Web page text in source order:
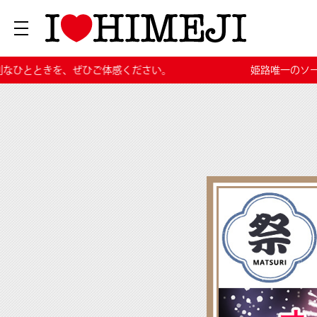
さい。 姫路唯一のソープランド、グランドオー